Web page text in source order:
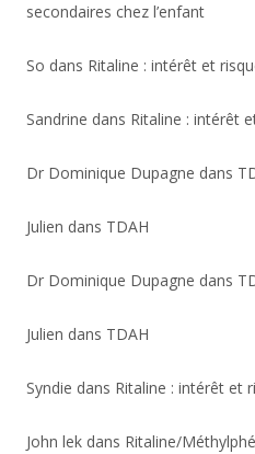
secondaires chez l’enfant
So dans Ritaline : intérêt et
Sandrine dans Ritaline : intérêt
Dr Dominique Dupagne dans
Julien dans TDAH
Dr Dominique Dupagne dans
Julien dans TDAH
Syndie dans Ritaline : intérêt et
John lek dans Ritaline/